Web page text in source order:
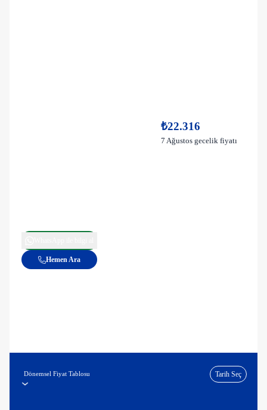
₺22.316
7 Ağustos gecelik fiyatı
Hemen Ara
Dönemsel Fiyat Tablosu Tarih Seç